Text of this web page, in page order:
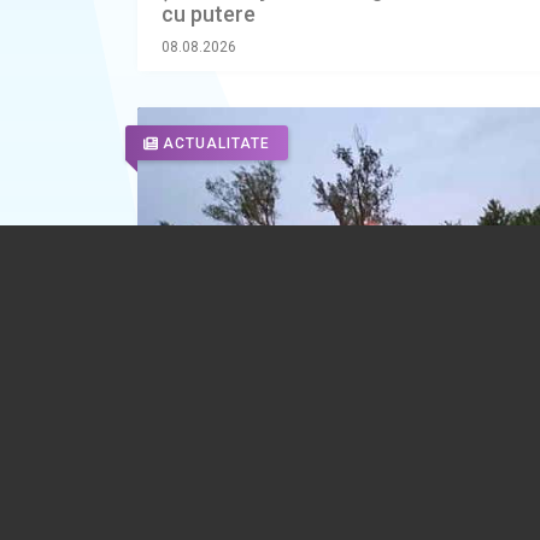
cu putere
08.08.2026
ACTUALITATE